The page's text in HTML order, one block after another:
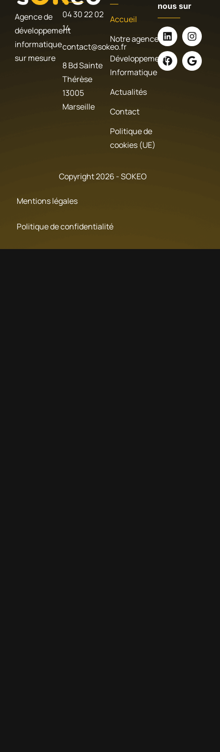
Agence de
développement
informatique
sur mesure
04 30 22 02
14
contact@sokeo.fr
8 Bd Sainte
Thérèse
13005
Marseille
Accueil
Notre agence
Développement
Informatique
Actualités
Contact
Politique de
cookies (UE)
nous sur
Copyright 2026 - SOKEO
Mentions légales
Politique de confidentialité